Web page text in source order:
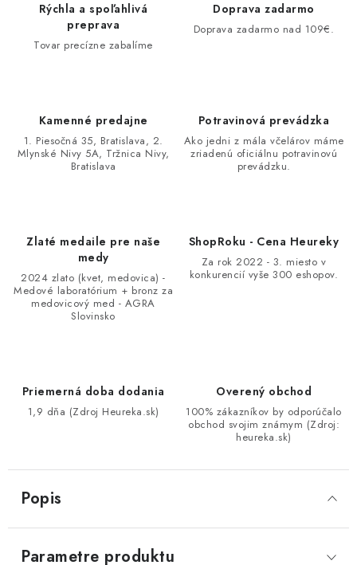
Rýchla a spoľahlivá
preprava
Tovar precízne zabalíme
Doprava zadarmo
Doprava zadarmo nad 109€.
Kamenné predajne
1. Piesočná 35, Bratislava, 2.
Mlynské Nivy 5A, Tržnica Nivy,
Bratislava
Potravinová prevádzka
Ako jedni z mála včelárov máme
zriadenú oficiálnu potravinovú
prevádzku.
Zlaté medaile pre naše
medy
2024 zlato (kvet, medovica) -
Medové laboratórium + bronz za
medovicový med - AGRA
Slovinsko
ShopRoku - Cena Heureky
Za rok 2022 - 3. miesto v
konkurencií vyše 300 eshopov.
Priemerná doba dodania
1,9 dňa (Zdroj Heureka.sk)
Overený obchod
100% zákazníkov by odporúčalo
obchod svojim známym (Zdroj:
heureka.sk)
Popis
Parametre produktu